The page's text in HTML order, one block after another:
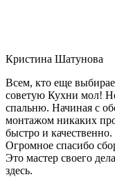
Кристина Шатунова
Всем, кто еще
советую Кухни мол!
спальню. Начиная с
монтажом никаких
быстро и
Огромное спасибо
Это мастер своего
здесь.